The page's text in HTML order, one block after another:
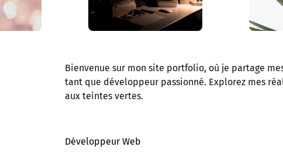
Bienvenue sur mon site portfolio, où je partage
tant que développeur passionné. Explorez mes
aux teintes vertes.
Développeur Web